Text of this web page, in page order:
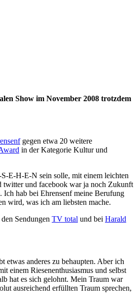
Show im November 2008 trotzdem
gegen etwa 20 weitere
in der Kategorie Kultur und
E-H-E-N sein solle, mit einem leichten
twitter und facebook war ja noch Zukunft
Ich hab bei Ehrensenf meine Berufung
wird, was ich am liebsten mache.
Sendungen TV total und bei Harald
etwas anderes zu behaupten. Aber ich
einem Riesenenthusiasmus und selbst
hat es sich gelohnt. Mein Traum war
ausreichend erfüllten Traum sprechen,